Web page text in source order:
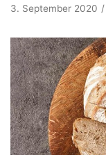
3. September 2020